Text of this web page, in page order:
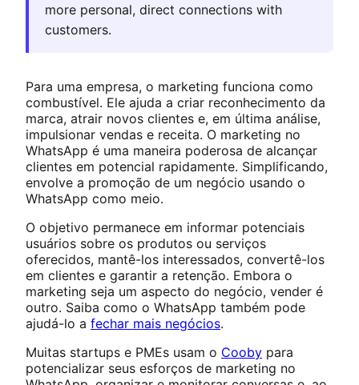
more personal, direct connections with
customers.
Para uma empresa, o marketing funciona como
combustível. Ele ajuda a criar reconhecimento da
marca, atrair novos clientes e, em última análise,
impulsionar vendas e receita. O marketing no
WhatsApp é uma maneira poderosa de alcançar
clientes em potencial rapidamente. Simplificando,
envolve a promoção de um negócio usando o
WhatsApp como meio.
O objetivo permanece em informar potenciais
usuários sobre os produtos ou serviços
oferecidos, mantê-los interessados, convertê-los
em clientes e garantir a retenção. Embora o
marketing seja um aspecto do negócio, vender é
outro. Saiba como o WhatsApp também pode
ajudá-lo a fechar mais negócios.
Muitas startups e PMEs usam o Cooby para
potencializar seus esforços de marketing no